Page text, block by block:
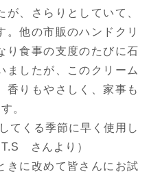
が、さらりとしていて、
。他の市販のハンドクリ
り食事の支度のたびに石
ましたが、このクリーム
香りもやさしく、家事も
。
てくる季節に早く使用し
さんより）
きに改めて皆さんにお試